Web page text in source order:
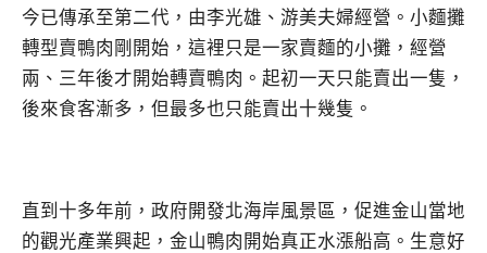
今已傳承至第二代，由李光雄、游美夫婦經營。小麵攤
轉型賣鴨肉剛開始，這裡只是一家賣麵的小攤，經營
兩、三年後才開始轉賣鴨肉。起初一天只能賣出一隻，
後來食客漸多，但最多也只能賣出十幾隻。
直到十多年前，政府開發北海岸風景區，促進金山當地
的觀光產業興起，金山鴨肉開始真正水漲船高。生意好